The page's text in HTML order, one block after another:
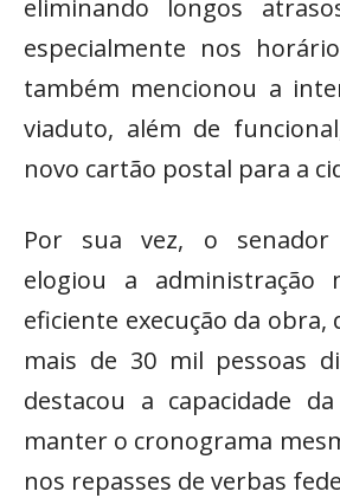
eliminando longos
especialmente nos
também mencionou a
viaduto, além de
novo cartão postal para a
Por sua vez, o
elogiou a administração
eficiente execução da obra,
mais de 30 mil pessoas
destacou a capacidade
manter o cronograma
nos repasses de verbas